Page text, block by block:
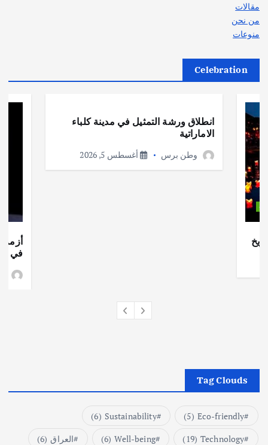
مقالات
من نحن
منوعات
Celebration
انطلاق ورشة التمثيل في مدينة كلباء
الاماراتية
وطن برس أغسطس 5, 2026
أزمة
في
Tag Clouds
Eco-friendly
(5)
Sustainability
(6)
Technology
(19)
Well-being
(6) العراق (6)